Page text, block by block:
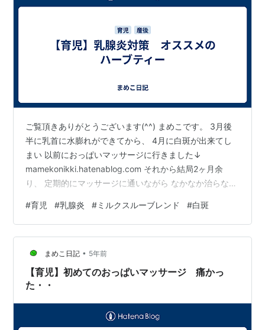
ご覧頂きありがとうございます(^^) まめこです。 3月後
半に乳首に水膨れができてから、 4月に白斑が出来てし
まい 以前におっぱいマッサージに行きました↓
mamekonikki.hatenablog.com それから結局2ヶ月余
り、 定期的にマッサージに通いながら なかなか治らない
ろが詰まって また白斑になってしまったり、 出が悪いか
ら娘の吸う力が強くなるのか 乳首に傷ができてしまった
り、 夜中の授乳後セルフ搾乳で疲れ、 吸われる時に痛か
ったり おっぱいの痛みでなかなか寝れない時など もう母
乳やめたいな、、 と若干鬱になる時も(T-T) で…
#育児 #乳腺炎 #ミルクスルーブレンド #白斑
まめこ日記 • 5年前
【育児】初めてのおっぱいマッサージ 痛かっ
た・・